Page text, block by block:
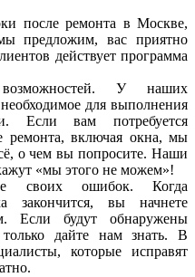
после ремонта в Москве,
предложим, вас приятно
действует программа
У наших
для выполнения
Если вам потребуется
ремонта, включая окна, мы
о чем вы попросите. Наши
«мы этого не можем»!
своих ошибок. Когда
закончится, вы начнете
Если будут обнаружены
только дайте нам знать. В
которые исправят